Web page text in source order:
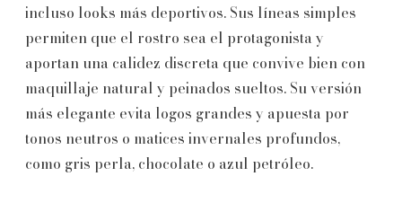
incluso looks más deportivos. Sus líneas simples
permiten que el rostro sea el protagonista y
aportan una calidez discreta que convive bien con
maquillaje natural y peinados sueltos. Su versión
más elegante evita logos grandes y apuesta por
tonos neutros o matices invernales profundos,
como gris perla, chocolate o azul petróleo.